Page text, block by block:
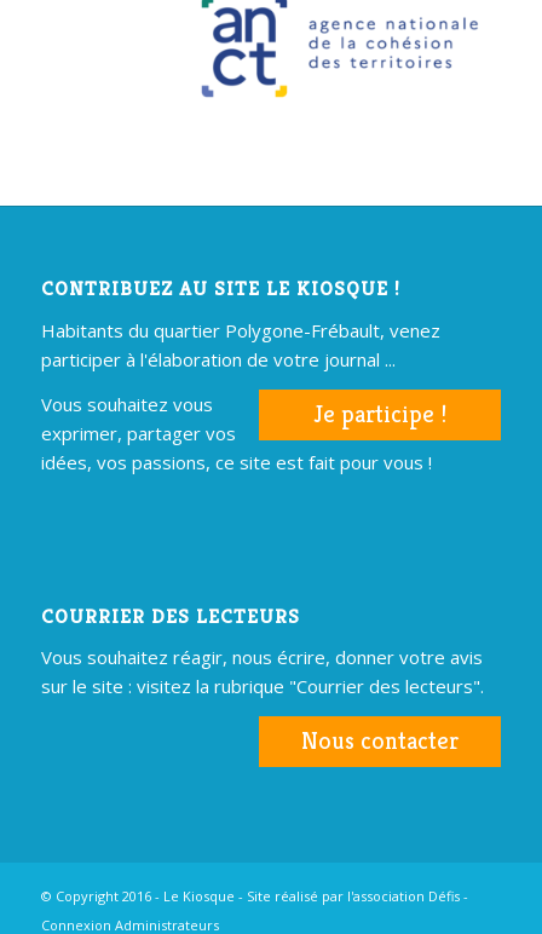
CONTRIBUEZ AU SITE LE KIOSQUE !
Habitants du quartier Polygone-Frébault, venez
participer à l'élaboration de votre journal ...
Je participe !
Vous souhaitez vous
exprimer, partager vos
idées, vos passions, ce site est fait pour vous !
COURRIER DES LECTEURS
Vous souhaitez réagir, nous écrire, donner votre avis
sur le site : visitez la rubrique "Courrier des lecteurs".
Nous contacter
© Copyright 2016 - Le Kiosque - Site réalisé par l'association Défis-
Connexion Administrateurs